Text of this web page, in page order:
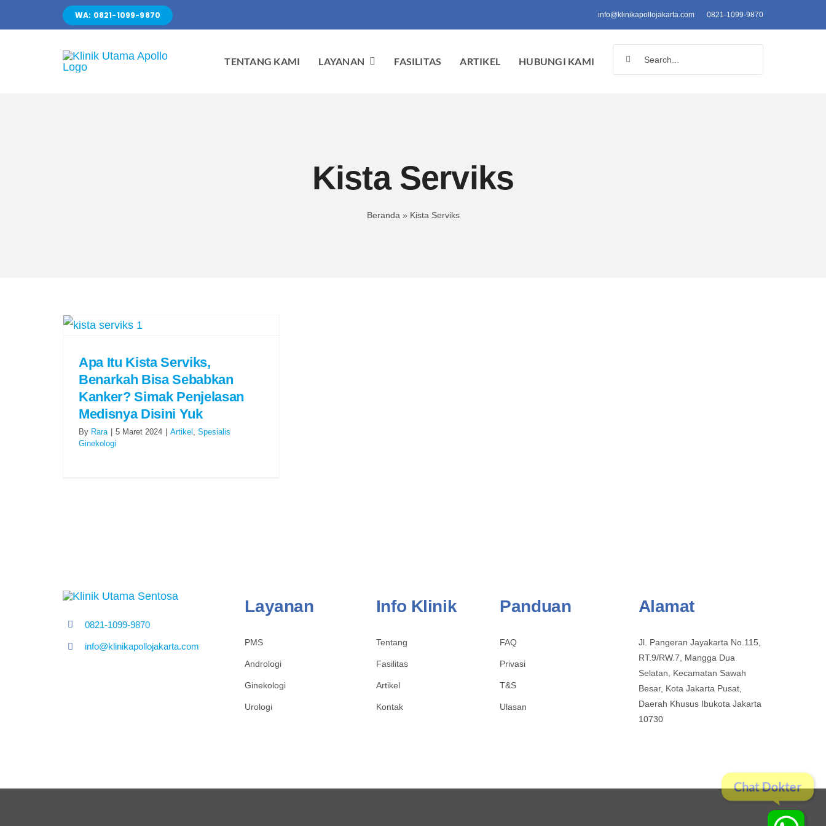
Chat Dokter
to
WA: 0821-1099-9870 info@klinikapollojakarta.com 0821-1099-9870
TENTANG KAMI LAYANAN FASILITAS ARTIKEL HUBUNGI KAMI
Kista Serviks
Beranda » Kista Serviks
Apa Itu Kista Serviks,
Benarkah Bisa Sebabkan
Kanker? Simak Penjelasan
Medisnya Disini Yuk
By Rara 5 Maret 2024 Artikel , Spesialis
Ginekologi
0821-1099-9870
info@klinikapollojakarta.com
Layanan
PMS
Andrologi
Ginekologi
Urologi
Info Klinik
Tentang
Fasilitas
Artikel
Kontak
Panduan
FAQ
Privasi
T&S
Ulasan
Alamat
Jl. Pangeran Jayakarta No.115,
RT.9/RW.7, Mangga Dua
Selatan, Kecamatan Sawah
Besar, Kota Jakarta Pusat,
Daerah Khusus Ibukota Jakarta
10730